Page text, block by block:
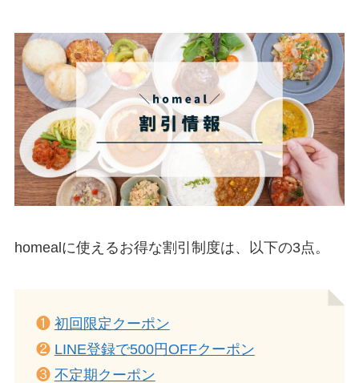
homealに使えるお得な割引制度は、以下の3点。
❶ 初回限定クーポン
❷ LINE登録で500円OFFクーポン
❸ 不定期クーポン